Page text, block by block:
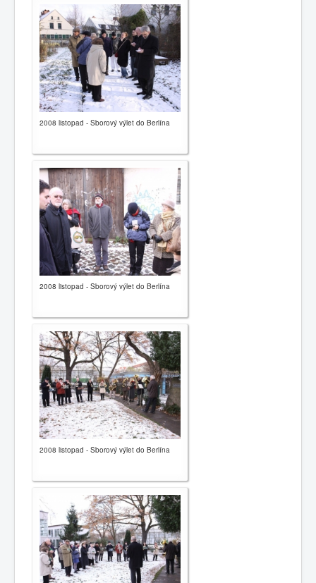
2008 listopad - Sborový výlet do Berlína
2008 listopad - Sborový výlet do Berlína
2008 listopad - Sborový výlet do Berlína